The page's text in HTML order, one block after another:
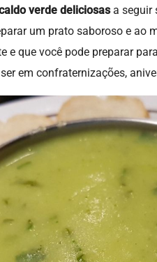
verde deliciosasa seguir
um prato saboroso e ao
e que você pode preparar
em confraternizações,